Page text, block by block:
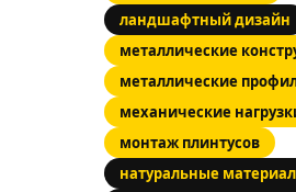
ландшафтный дизайн
металлические
металлические
механические
монтаж плинтусов
натуральные